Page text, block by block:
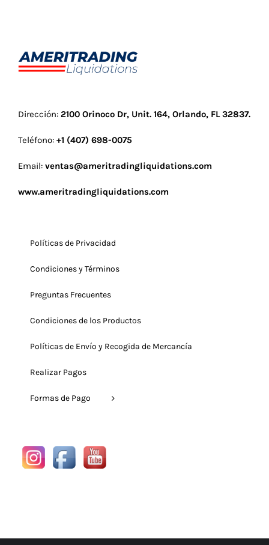
Dirección: 2100 Orinoco Dr, Unit. 164, Orlando, FL 32837.
Teléfono: +1 (407) 698-0075
Email: ventas@ameritradingliquidations.com
www.ameritradingliquidations.com
Políticas de Privacidad
Condiciones y Términos
Preguntas Frecuentes
Condiciones de los Productos
Políticas de Envío y Recogida de Mercancía
Realizar Pagos
Formas de Pago